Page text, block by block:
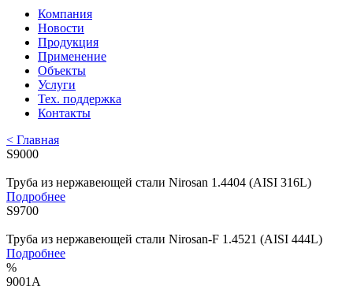
Компания
Новости
Продукция
Применение
Объекты
Услуги
Тех. поддержка
Контакты
< Главная
S9000
Труба из нержавеющей стали Nirosan 1.4404 (AISI 316L)
Подробнее
S9700
Труба из нержавеющей стали Nirosan-F 1.4521 (AISI 444L)
Подробнее
%
9001A